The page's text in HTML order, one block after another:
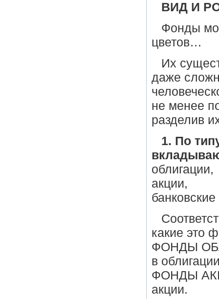
ВИД И
Фонды
цветов…
Их
даже
не менее
разделив
1. По
облигации,
акции,
какие это
ФОНДЫ
в
ФОНДЫ
акции.